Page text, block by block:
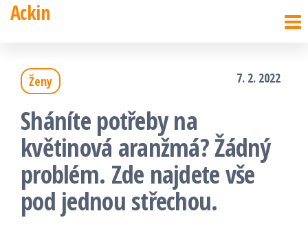
Přeskočit
obsah
Ackin
Ženy 7. 2. 2022
Sháníte potřeby na
květinová aranžmá? Žádný
problém. Zde najdete vše
pod jednou střechou.